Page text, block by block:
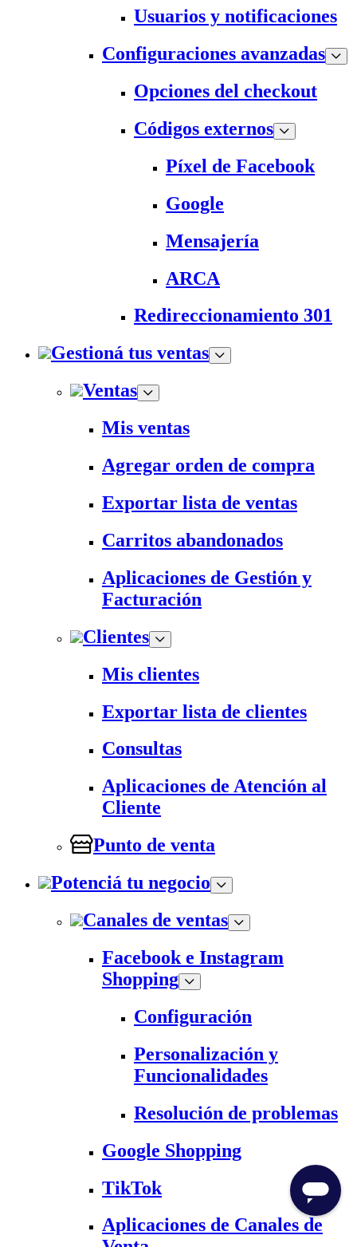
Usuarios y notificaciones
Configuraciones avanzadas
Opciones del checkout
Códigos externos
Píxel de Facebook
Google
Mensajería
ARCA
Redireccionamiento 301
Gestioná tus ventas
Ventas
Mis ventas
Agregar orden de compra
Exportar lista de ventas
Carritos abandonados
Aplicaciones de Gestión y
Facturación
Clientes
Mis clientes
Exportar lista de clientes
Consultas
Aplicaciones de Atención al
Cliente
Punto de venta
Potenciá tu negocio
Canales de ventas
Facebook e Instagram
Shopping
Configuración
Personalización y
Funcionalidades
Resolución de problemas
Google Shopping
TikTok
Aplicaciones de Canales de